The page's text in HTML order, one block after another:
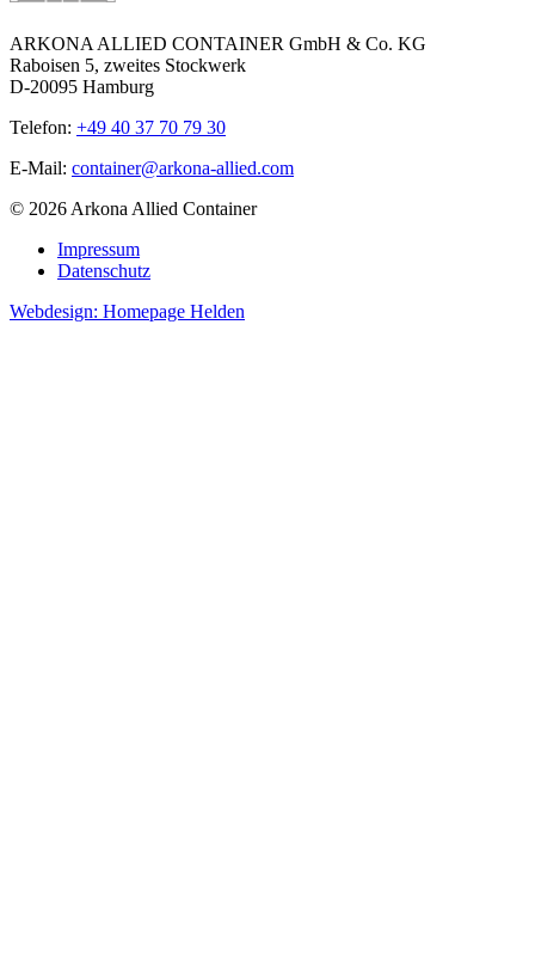
ARKONA ALLIED CONTAINER GmbH & Co. KG
Raboisen 5, zweites Stockwerk
D-20095 Hamburg
Telefon: +49 40 37 70 79 30
E-Mail: container@arkona-allied.com
© 2026 Arkona Allied Container
Impressum
Datenschutz
Webdesign: Homepage Helden